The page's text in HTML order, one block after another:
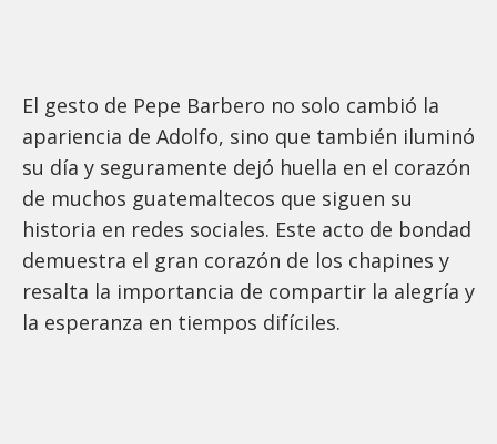
El gesto de Pepe Barbero no solo cambió la
apariencia de Adolfo, sino que también iluminó
su día y seguramente dejó huella en el corazón
de muchos guatemaltecos que siguen su
historia en redes sociales. Este acto de bondad
demuestra el gran corazón de los chapines y
resalta la importancia de compartir la alegría y
la esperanza en tiempos difíciles.